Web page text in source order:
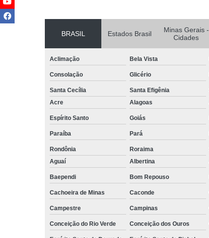
BRASIL Estados Brasil
Minas Gerais -
Cidades
Aclimação Bela Vista
Consolação Glicério
Santa Cecília Santa Efigênia
Acre
Alagoas
Espírito Santo Goiás
Paraíba Pará
Rondônia Roraima
Aguaí
Albertina
Baependi Bom Repouso
Cachoeira de Minas Caconde
Campestre Campinas
Conceição do Rio Verde Conceição dos Ouros